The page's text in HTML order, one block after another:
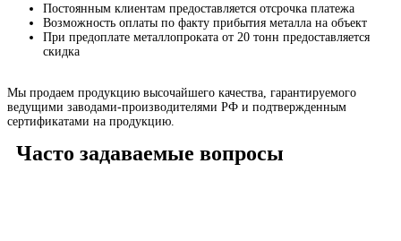
Постоянным клиентам предоставляется отсрочка платежа
Возможность оплаты по факту прибытия металла на объект
При предоплате металлопроката от 20 тонн предоставляется
скидка
Мы продаем продукцию высочайшего качества, гарантируемого
ведущими заводами-производителями РФ и подтвержденным
сертификатами на продукцию.
Часто задаваемые вопросы